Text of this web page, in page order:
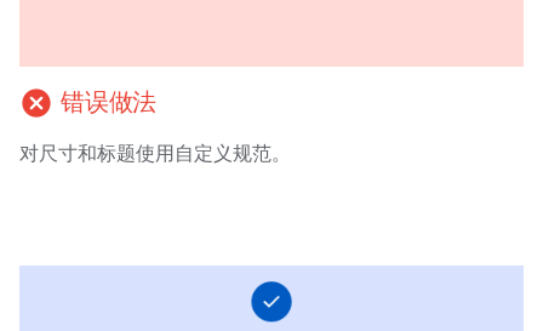
cancel 错误做法
对尺寸和标题使用自定义规范。